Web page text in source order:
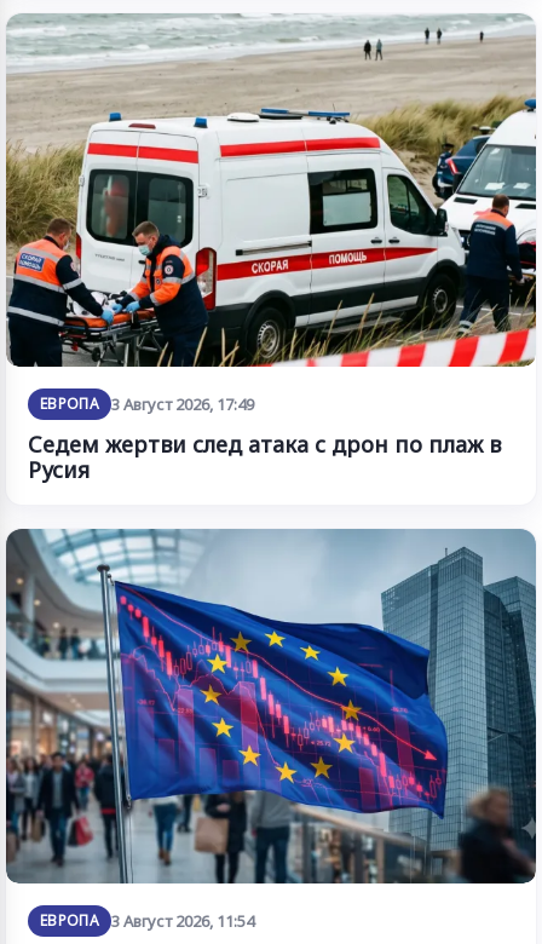
ЕВРОПА 3 Август 2026, 17:49
Седем жертви след атака с дрон по плаж в
Русия
ЕВРОПА 3 Август 2026, 11:54